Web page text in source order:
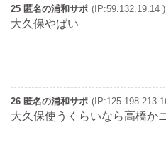
25 匿名の浦和サポ (IP:59.132.19.14 )
大久保やばい
26 匿名の浦和サポ
大久保使うくらいなら高橋か